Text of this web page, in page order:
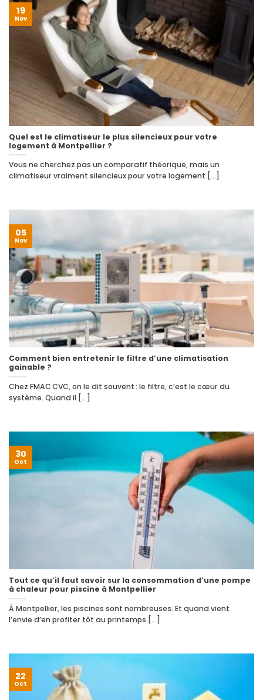
Quel est le climatiseur le plus silencieux pour votre
logement à Montpellier ?
Vous ne cherchez pas un comparatif théorique, mais un
climatiseur vraiment silencieux pour votre logement [...]
19
Nov
Comment bien entretenir le filtre d’une climatisation
gainable ?
Chez FMAC CVC, on le dit souvent : le filtre, c’est le cœur du
système. Quand il [...]
05
Nov
Tout ce qu’il faut savoir sur la consommation d’une pompe
à chaleur pour piscine à Montpellier
À Montpellier, les piscines sont nombreuses. Et quand vient
l’envie d’en profiter tôt au printemps [...]
30
Oct
22
Oct